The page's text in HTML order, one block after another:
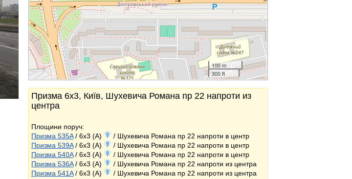
100 m
300 ft
Призма 6x3, Київ, Шухевича Романа пр 22 напроти из
центра
Площини поруч:
Призма 535A/ 6x3 (A)
/ Шухевича Романа пр 22 напроти в центр
Призма 539A/ 6x3 (A)
/ Шухевича Романа пр 22 напроти в центр
Призма 540A/ 6x3 (A)
/ Шухевича Романа пр 22 напроти в центр
Призма 536A/ 6x3 (A)
/ Шухевича Романа пр 22 напроти из центра
Призма 541A/ 6x3 (A) / Шухевича Романа пр 22 напроти из центра